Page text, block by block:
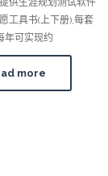
供生涯规划测试软件
工具书(上下册),每套
年可实现约
more